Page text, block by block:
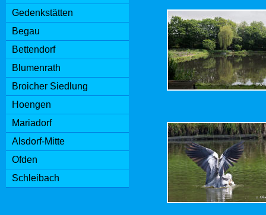
Gedenkstätten
Begau
Bettendorf
Blumenrath
Broicher Siedlung
Hoengen
Mariadorf
Alsdorf-Mitte
Ofden
Schleibach